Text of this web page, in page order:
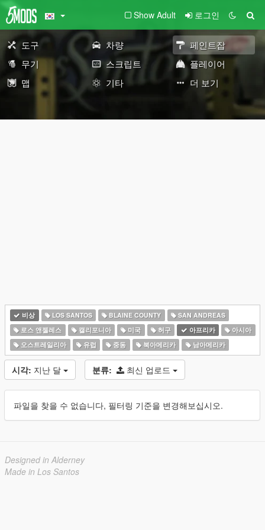
Show Adult 로그인
도구 차량
페인트잡
무기
스크립트
플레이어
맵
기타 더 보기
비상 LOS SANTOS BLAINE COUNTY
SAN ANDREAS
로스 앤젤레스
캘리포니아 미국 허구 아프리카
아시아
오스트레일리아
유럽 중동 북아메리카 남아메리카
시각: 지난 달 분류: 최신 업로드
파일을 찾을 수 없습니다, 필터링 기준을 변경해보십시오.
Designed in Alderney
Made in Los Santos